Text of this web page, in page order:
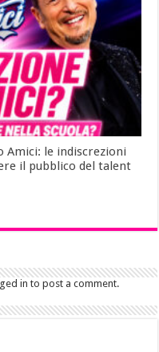
Amici: le indiscrezioni
il pubblico del talent
in to post a comment.